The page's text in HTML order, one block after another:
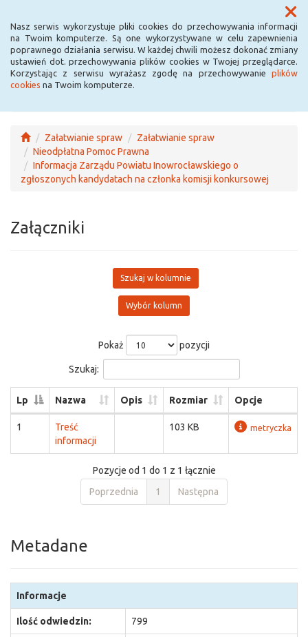
Nasz serwis wykorzystuje pliki cookies do przechowywania informacji
na Twoim komputerze. Są one wykorzystywane w celu zapewnienia
poprawnego działania serwisu. W każdej chwili możesz dokonać zmiany
ustawień dot. przechowywania plików cookies w Twojej przeglądarce.
Korzystając z serwisu wyrażasz zgodę na przechowywanie plików
cookies na Twoim komputerze.
Menu
Załatwianie spraw
Załatwianie spraw
Nieodpłatna Pomoc Prawna
Informacja Zarządu Powiatu Inowrocławskiego o
zgłoszonych kandydatach na członka komisji konkursowej
Załączniki
Szukaj w kolumnie
Wybór kolumn
Pokaż pozycji
Szukaj:
Lp Nazwa Opis Rozmiar Opcje
1
Treść
informacji
103 KB metryczka
Pozycje od 1 do 1 z 1 łącznie
Poprzednia
1 Następna
Metadane
Informacje
Ilość odwiedzin: 799